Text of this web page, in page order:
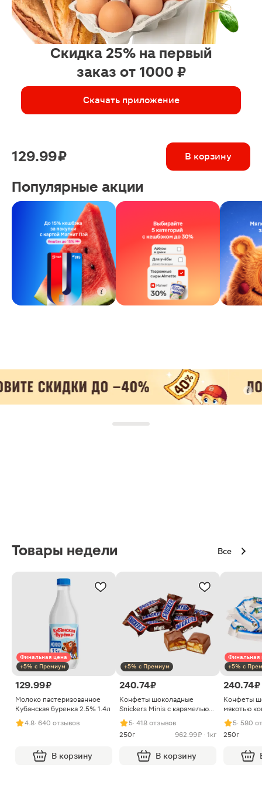
Скидка 25% на первый
заказ от 1000 ₽
Скачать приложение
129.99 ₽ В корзину
Популярные акции
Товары недели Все
Финальная цена
+5% с Премиум
129.99 ₽
Молоко пастеризованное
Кубанская буренка 2.5% 1.4л
4.8· 640 отзывов
В корзину
+5% с Премиум
240.74 ₽
Конфеты шоколадные
Snickers Minis с карамелью
арахисом и нугой
5· 418 отзывов
250г
962.99 ₽ · 1кг
В корзину
Финальная
+5% с
240.74 ₽
Конфеты
мякотью
5· 580
250г